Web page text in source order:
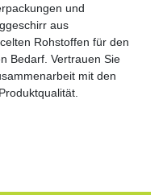
und
aus
Rohstoffen für den
Bedarf. Vertrauen Sie
mit den